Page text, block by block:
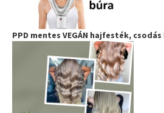
PPD mentes VEGÁN hajfesték,